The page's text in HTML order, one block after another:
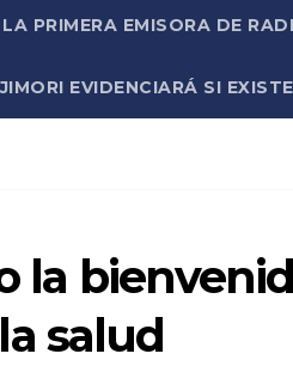
PRIMERA EMISORA DE
EVIDENCIARÁ SI
la
salud